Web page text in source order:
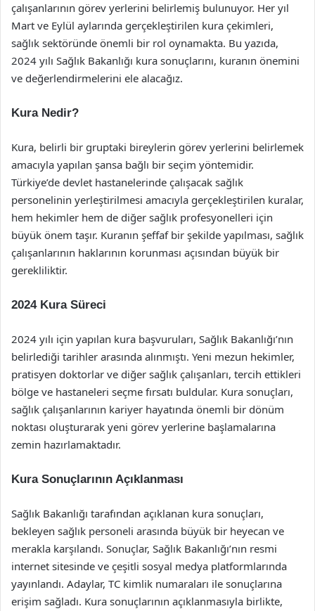
çalışanlarının görev yerlerini belirlemiş bulunuyor. Her yıl
Mart ve Eylül aylarında gerçekleştirilen kura çekimleri,
sağlık sektöründe önemli bir rol oynamakta. Bu yazıda,
2024 yılı Sağlık Bakanlığı kura sonuçlarını, kuranın önemini
ve değerlendirmelerini ele alacağız.
Kura Nedir?
Kura, belirli bir gruptaki bireylerin görev yerlerini belirlemek
amacıyla yapılan şansa bağlı bir seçim yöntemidir.
Türkiye’de devlet hastanelerinde çalışacak sağlık
personelinin yerleştirilmesi amacıyla gerçekleştirilen kuralar,
hem hekimler hem de diğer sağlık profesyonelleri için
büyük önem taşır. Kuranın şeffaf bir şekilde yapılması, sağlık
çalışanlarının haklarının korunması açısından büyük bir
gerekliliktir.
2024 Kura Süreci
2024 yılı için yapılan kura başvuruları, Sağlık Bakanlığı’nın
belirlediği tarihler arasında alınmıştı. Yeni mezun hekimler,
pratisyen doktorlar ve diğer sağlık çalışanları, tercih ettikleri
bölge ve hastaneleri seçme fırsatı buldular. Kura sonuçları,
sağlık çalışanlarının kariyer hayatında önemli bir dönüm
noktası oluşturarak yeni görev yerlerine başlamalarına
zemin hazırlamaktadır.
Kura Sonuçlarının Açıklanması
Sağlık Bakanlığı tarafından açıklanan kura sonuçları,
bekleyen sağlık personeli arasında büyük bir heyecan ve
merakla karşılandı. Sonuçlar, Sağlık Bakanlığı’nın resmi
internet sitesinde ve çeşitli sosyal medya platformlarında
yayınlandı. Adaylar, TC kimlik numaraları ile sonuçlarına
erişim sağladı. Kura sonuçlarının açıklanmasıyla birlikte,